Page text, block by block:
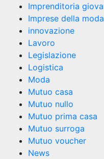
Imprenditoria
Imprese della moda
innovazione
Lavoro
Legislazione
Logistica
Moda
Mutuo casa
Mutuo nullo
Mutuo prima casa
Mutuo surroga
Mutuo voucher
News